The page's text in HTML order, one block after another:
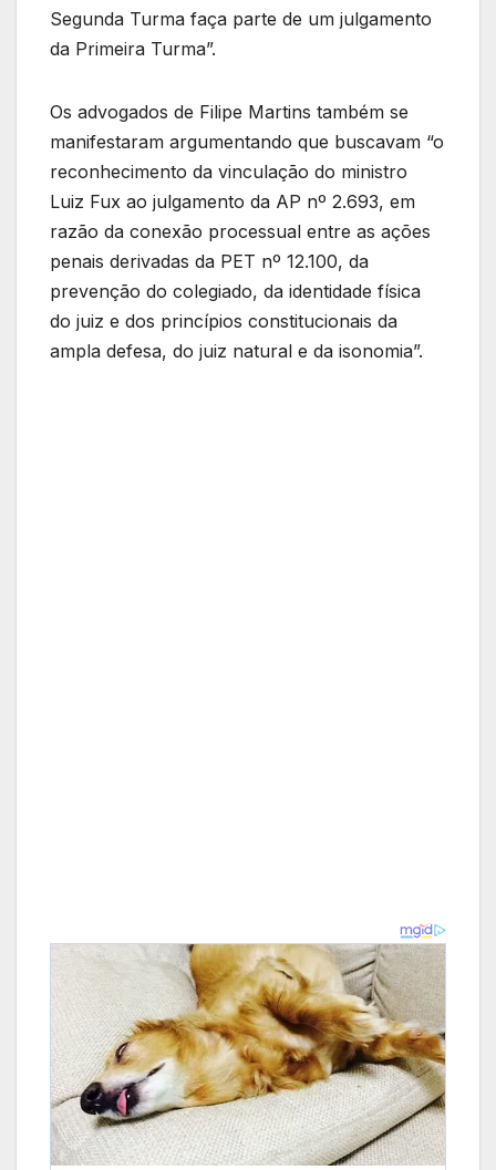
Segunda Turma faça parte de um julgamento
da Primeira Turma”.
Os advogados de Filipe Martins também se
manifestaram argumentando que buscavam “o
reconhecimento da vinculação do ministro
Luiz Fux ao julgamento da AP nº 2.693, em
razão da conexão processual entre as ações
penais derivadas da PET nº 12.100, da
prevenção do colegiado, da identidade física
do juiz e dos princípios constitucionais da
ampla defesa, do juiz natural e da isonomia”.